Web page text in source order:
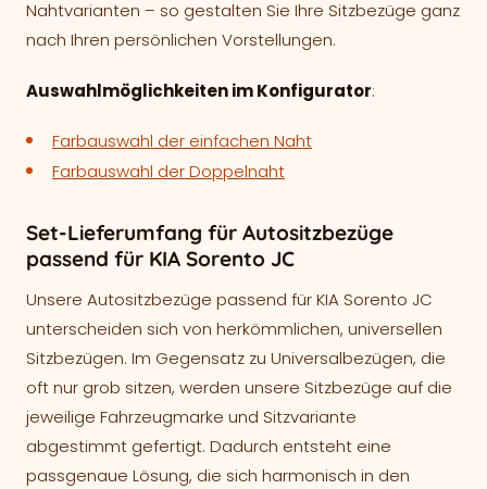
Nahtvarianten – so gestalten Sie Ihre Sitzbezüge ganz
nach Ihren persönlichen Vorstellungen.
Auswahlmöglichkeiten im Konfigurator:
Farbauswahl der einfachen Naht
Farbauswahl der Doppelnaht
Set-Lieferumfang für Autositzbezüge
passend für KIA Sorento JC
Unsere Autositzbezüge passend für KIA Sorento JC
unterscheiden sich von herkömmlichen, universellen
Sitzbezügen. Im Gegensatz zu Universalbezügen, die
oft nur grob sitzen, werden unsere Sitzbezüge auf die
jeweilige Fahrzeugmarke und Sitzvariante
abgestimmt gefertigt. Dadurch entsteht eine
passgenaue Lösung, die sich harmonisch in den